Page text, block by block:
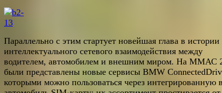
Параллельно с этим стартует новейшая глава в истории
интеллектуального сетевого взаимодействия между
водителем, автомобилем и внешним миром. На ММАС
были представлены новые сервисы BMW
которыми можно пользоваться через интегрированную